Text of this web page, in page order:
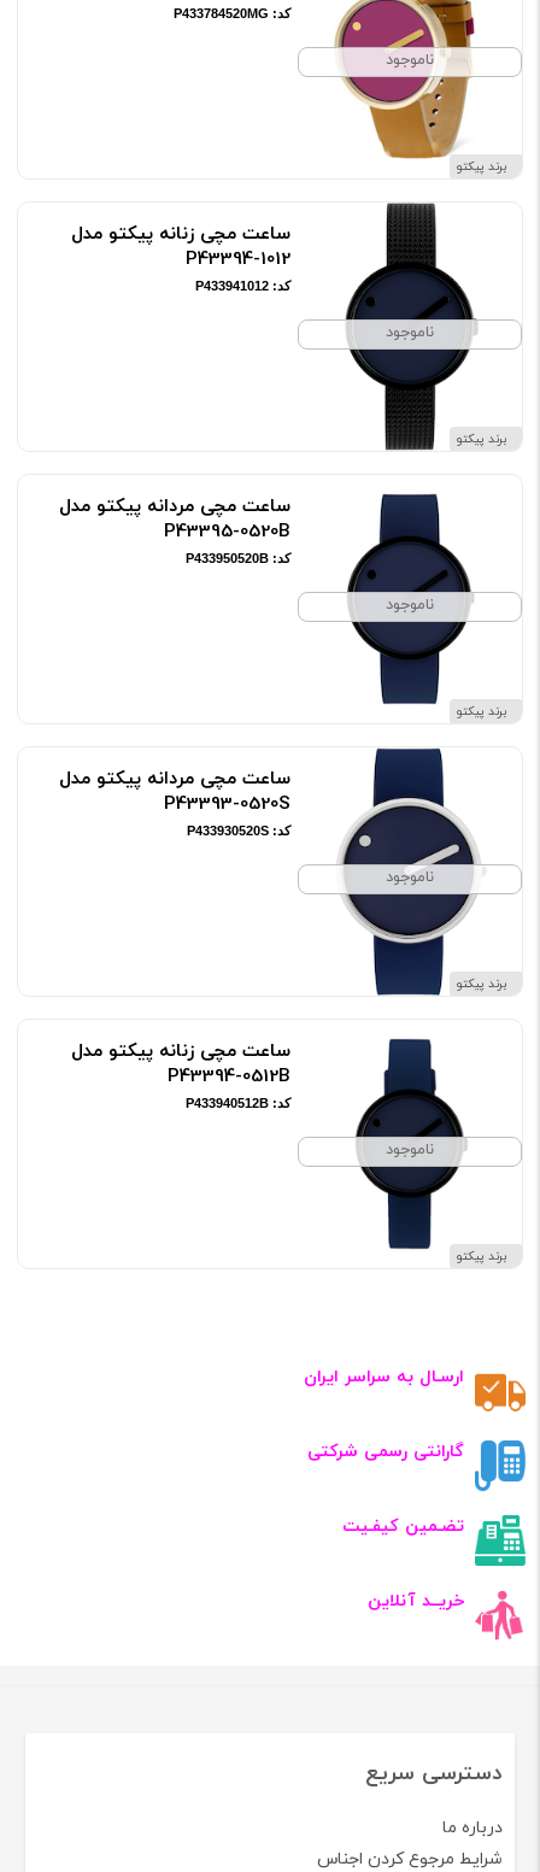
ناموجود
برند پیکتو
کد: P433784520MG
ناموجود
برند پیکتو
ساعت مچی زنانه پیکتو مدل
P43394-1012
کد: P433941012
ناموجود
برند پیکتو
ساعت مچی مردانه پیکتو مدل
P43395-0520B
کد: P433950520B
ناموجود
برند پیکتو
ساعت مچی مردانه پیکتو مدل
P43393-0520S
کد: P433930520S
ناموجود
برند پیکتو
ساعت مچی زنانه پیکتو مدل
P43394-0512B
کد: P433940512B
ارسـال به سراسر ایران
گارانتی رسمی شرکتی
تضـمین کیفـیت
خریــد آنلاین
دسترسی سریع
درباره ما
شرایط مرجوع کردن اجناس